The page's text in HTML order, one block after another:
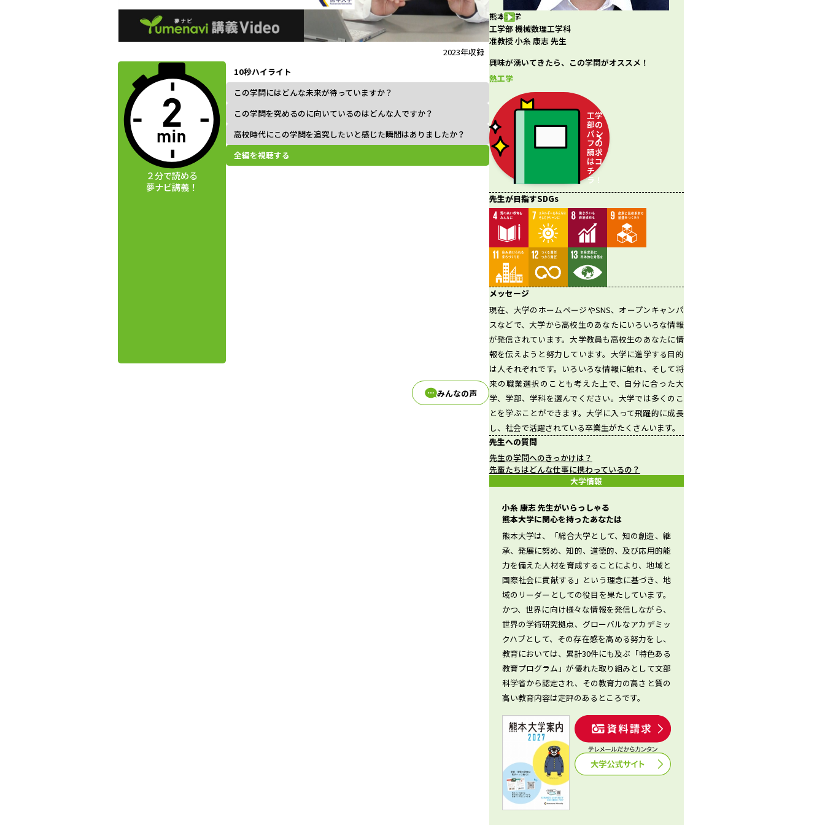
l
a
y
2023年収録
２分で読める
夢ナビ講義！
動画視聴前に
夢ナビ講義を
読んでみよう
10秒ハイライト
この学問にはどんな未来が待っていますか？
この学問を究めるのに向いているのはどんな人ですか？
高校時代にこの学問を追究したいと感じた瞬間はありましたか？
全編を視聴する
みんなの声
熊本大学
工学部 機械数理工学科
准教授 小糸 康志 先生
興味が湧いてきたら、この学問がオススメ！
熱工学
工学
部の
パン
フの
請求
はコ
チ
ラ！
先生が目指すSDGs
メッセージ
現在、大学のホームページやSNS、オープンキャンパ
スなどで、大学から高校生のあなたにいろいろな情報
が発信されています。大学教員も高校生のあなたに情
報を伝えようと努力しています。大学に進学する目的
は人それぞれです。いろいろな情報に触れ、そして将
来の職業選択のことも考えた上で、自分に合った大
学、学部、学科を選んでください。大学では多くのこ
とを学ぶことができます。大学に入って飛躍的に成長
し、社会で活躍されている卒業生がたくさんいます。
先生への質問
先生の学問へのきっかけは？
先輩たちはどんな仕事に携わっているの？
大学情報
小糸 康志 先生がいらっしゃる
熊本大学に関心を持ったあなたは
熊本大学は、「総合大学として、知の創造、継
承、発展に努め、知的、道徳的、及び応用的能
力を備えた人材を育成することにより、地域と
国際社会に貢献する」という理念に基づき、地
域のリーダーとしての役目を果たしています。
かつ、世界に向け様々な情報を発信しながら、
世界の学術研究拠点、グローバルなアカデミッ
クハブとして、その存在感を高める努力をし、
教育においては、累計30件にも及ぶ「特色ある
教育プログラム」が優れた取り組みとして文部
科学省から認定され、その教育力の高さと質の
高い教育内容は定評のあるところです。